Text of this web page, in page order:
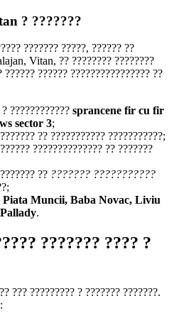
? ???????
??????? ?????, ?????? ??
Vitan, ?? ???????? ????????
?????? ???????????????? ??
???????????? sprancene fir cu fir
sector 3;
?? ??????????? ???????????;
?????????????? ?? ???????
?? ??????? ???????????
Piata Muncii, Baba Novac, Liviu
.
??????? ???? ?
??? ????????? ? ??????? ???????.